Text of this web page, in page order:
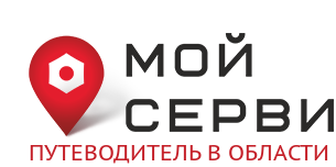
ПУТЕВОДИТЕЛЬ В